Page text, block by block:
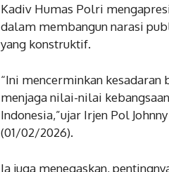
Kadiv Humas Polri
dalam membangun narasi
yang konstruktif.
“Ini mencerminkan
menjaga nilai-nilai
Indonesia,”ujar Irjen Pol
(01/02/2026).
Ia juga menegaskan,